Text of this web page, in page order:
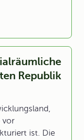
Republik
vor
ist. Die